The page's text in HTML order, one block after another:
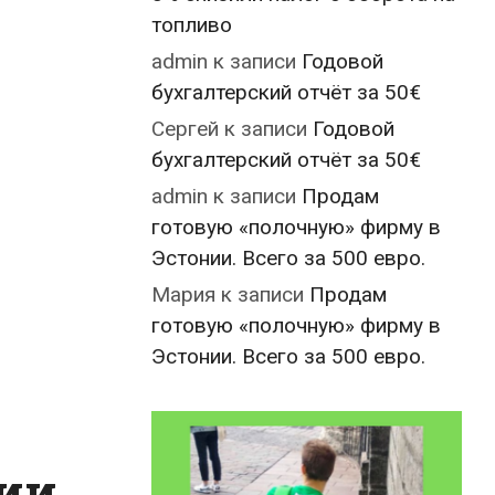
топливо
admin к записи Годовой
бухгалтерский отчёт за 50€
Сергей к записи Годовой
бухгалтерский отчёт за 50€
admin к записи Продам
готовую «полочную» фирму в
Эстонии. Всего за 500 евро.
Мария к записи Продам
готовую «полочную» фирму в
Эстонии. Всего за 500 евро.